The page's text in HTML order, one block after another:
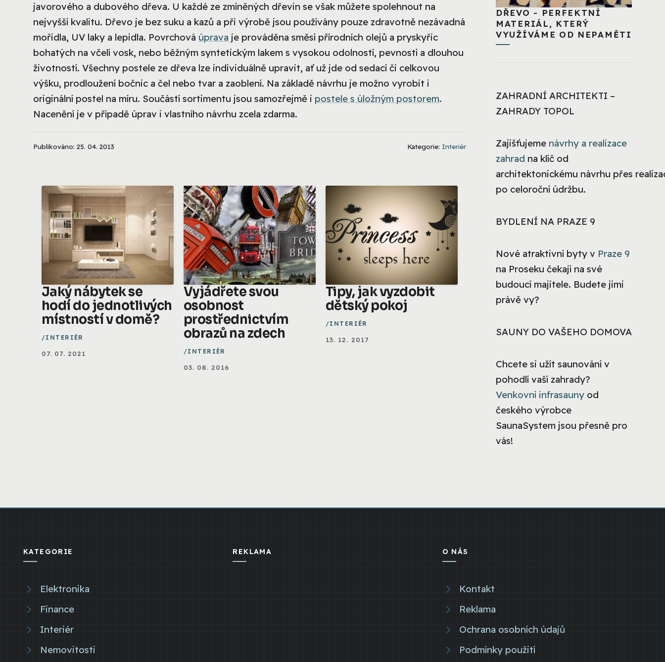
javorového a dubového dřeva. U každé ze zmíněných dřevin se však můžete spolehnout na
nejvyšší kvalitu. Dřevo je bez suku a kazů a při výrobě jsou používány pouze zdravotně nezávadná
mořidla, UV laky a lepidla. Povrchová úprava je prováděna směsí přírodních olejů a pryskyřic
bohatých na včelí vosk, nebo běžným syntetickým lakem s vysokou odolností, pevností a dlouhou
životností. Všechny postele ze dřeva lze individuálně upravit, ať už jde od sedací či celkovou
výšku, prodloužení bočnic a čel nebo tvar a zaoblení. Na základě návrhu je možno vyrobit i
originální postel na míru. Součástí sortimentu jsou samozřejmě i postele s úložným postorem.
Nacenění je v případě úprav i vlastního návrhu zcela zdarma.
Publikováno: 25. 04. 2013 Kategorie: Interiér
Jaký nábytek se
hodí do jednotlivých
místností v domě?
INTERIÉR
07. 07. 2021
Vyjádřete svou
osobnost
prostřednictvím
obrazů na zdech
INTERIÉR
03. 08. 2016
Tipy, jak vyzdobit
dětský pokoj
INTERIÉR
13. 12. 2017
DŘEVO - PERFEKTNÍ
MATERIÁL, KTERÝ
VYUŽÍVÁME OD NEPAMĚTI
ZAHRADNÍ ARCHITEKTI –
ZAHRADY TOPOL
Zajišťujeme návrhy a realizace
zahrad na klíč od
architektonickému návrhu přes
po celoroční údržbu.
BYDLENÍ NA PRAZE 9
Nové atraktivní byty v Praze 9
na Proseku čekají na své
budoucí majitele. Budete jimi
právě vy?
SAUNY DO VAŠEHO DOMOVA
Chcete si užít saunování v
pohodlí vaší zahrady?
Venkovní infrasauny od
českého výrobce
SaunaSystem jsou přesně pro
vás!
KATEGORIE
Elektronika
Finance
Interiér
Nemovitosti
REKLAMA O NÁS
Kontakt
Reklama
Ochrana osobních údajů
Podmínky použití